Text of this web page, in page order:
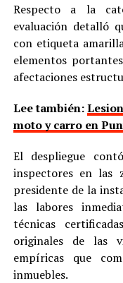
Respecto a la
evaluación detalló
con etiqueta
elementos
afectaciones
Lee también:
moto y carro en
El despliegue
inspectores en las
presidente de la
las labores
técnicas
originales de las
empíricas que
inmuebles.